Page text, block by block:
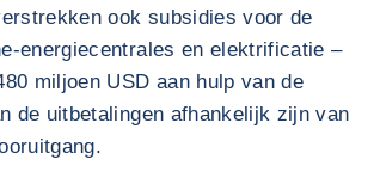
ook subsidies voor de
energiecentrales en elektrificatie –
miljoen USD aan hulp van de
de uitbetalingen afhankelijk zijn van